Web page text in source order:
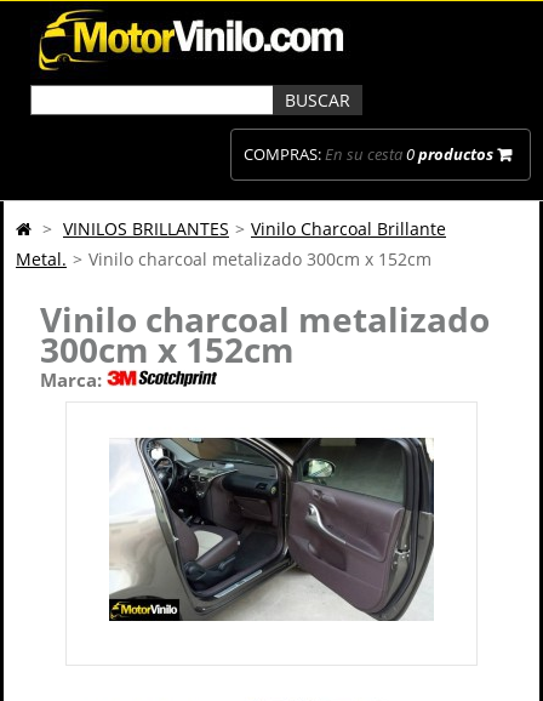
COMPRAS:En su cesta0productos
> VINILOS BRILLANTES > Vinilo Charcoal Brillante
Metal. > Vinilo charcoal metalizado 300cm x 152cm
Vinilo charcoal metalizado
300cm x 152cm
Marca: